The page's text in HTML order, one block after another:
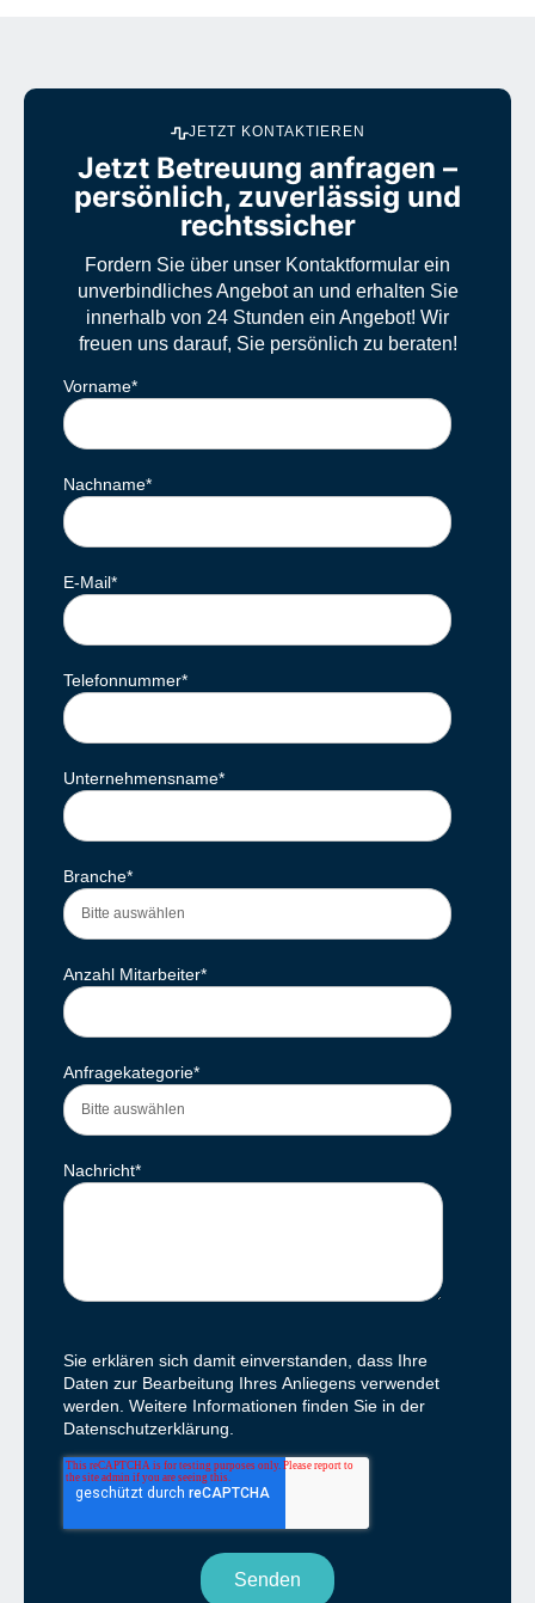
JETZT KONTAKTIEREN
Jetzt Betreuung anfragen –
persönlich, zuverlässig und
rechtssicher
Fordern Sie über unser Kontaktformular ein
unverbindliches Angebot an und erhalten Sie
innerhalb von 24 Stunden ein Angebot! Wir
freuen uns darauf, Sie persönlich zu beraten!
Vorname*
Nachname*
E-Mail*
Telefonnummer*
Unternehmensname*
Branche*
Anzahl Mitarbeiter*
Anfragekategorie*
Nachricht*
Sie erklären sich damit einverstanden, dass Ihre
Daten zur Bearbeitung Ihres Anliegens verwendet
werden. Weitere Informationen finden Sie in der
Datenschutzerklärung.